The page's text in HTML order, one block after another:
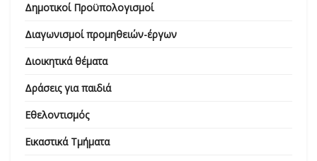
Δημοτικοί Προϋπολογισμοί
Διαγωνισμοί προμηθειών-έργων
Διοικητικά θέματα
Δράσεις για παιδιά
Εθελοντισμός
Εικαστικά Τμήματα